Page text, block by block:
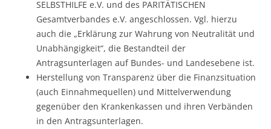
SELBSTHILFE e.V. und des PARITÄTISCHEN
Gesamtverbandes e.V. angeschlossen. Vgl. hierzu
auch die „Erklärung zur Wahrung von Neutralität und
Unabhängigkeit“, die Bestandteil der
Antragsunterlagen auf Bundes- und Landesebene ist.
Herstellung von Transparenz über die Finanzsituation
(auch Einnahmequellen) und Mittelverwendung
gegenüber den Krankenkassen und ihren Verbänden
in den Antragsunterlagen.